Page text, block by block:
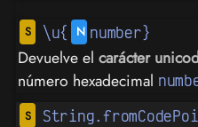
\u{ number}
Devuelve el carácter
número hexadecimal